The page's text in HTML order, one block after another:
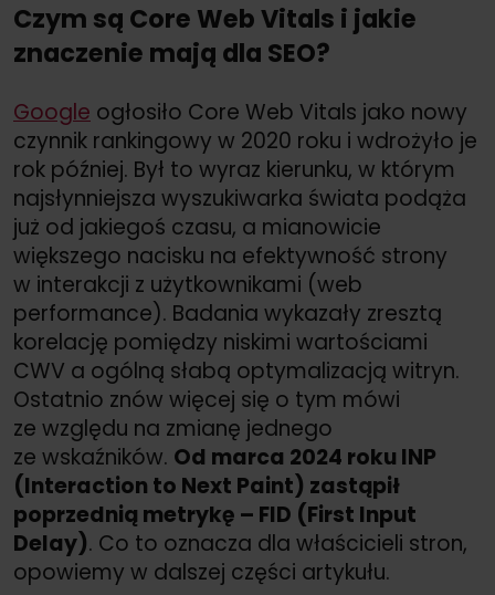
Czym są Core Web Vitals i jakie
znaczenie mają dla SEO?
Google ogłosiło Core Web Vitals jako nowy
czynnik rankingowy w 2020 roku i wdrożyło je
rok później. Był to wyraz kierunku, w którym
najsłynniejsza wyszukiwarka świata podąża
już od jakiegoś czasu, a mianowicie
większego nacisku na efektywność strony
w interakcji z użytkownikami (web
performance). Badania wykazały zresztą
korelację pomiędzy niskimi wartościami
CWV a ogólną słabą optymalizacją witryn.
Ostatnio znów więcej się o tym mówi
ze względu na zmianę jednego
ze wskaźników. Od marca 2024 roku INP
(Interaction to Next Paint) zastąpił
poprzednią metrykę – FID (First Input
Delay). Co to oznacza dla właścicieli stron,
opowiemy w dalszej części artykułu.